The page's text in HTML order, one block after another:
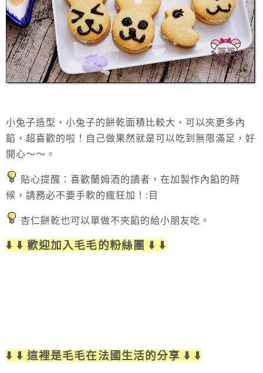
小兔子造型，小兔子的餅乾面積比較大，可以夾更多內
餡，超喜歡的啦！自己做果然就是可以吃到無限滿足，好
開心～～。
貼心提醒：喜歡蘭姆酒的讀者，在加製作內餡 的時
候，請務必不要手軟的瘋狂加！:目
杏仁餅乾也可以單做不夾餡的給小朋友吃。
⬇️ ⬇️ 歡迎加入毛毛的粉絲團 ⬇️ ⬇️
⬇️ ⬇️ 這裡是毛毛在法國生活的分享 ⬇️ ⬇️